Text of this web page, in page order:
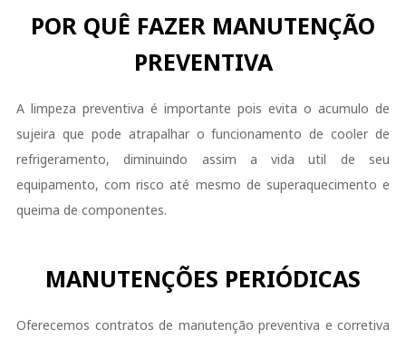
POR QUÊ FAZER MANUTENÇÃO
PREVENTIVA
A limpeza preventiva é importante pois evita o acumulo de
sujeira que pode atrapalhar o funcionamento de cooler de
refrigeramento, diminuindo assim a vida util de seu
equipamento, com risco até mesmo de superaquecimento e
queima de componentes.
MANUTENÇÕES PERIÓDICAS
Oferecemos contratos de manutenção preventiva e corretiva